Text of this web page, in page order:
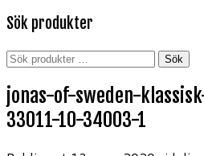
Sök produkter
Sök
Sök
jonas-of-sweden-
33011-10-34003-1